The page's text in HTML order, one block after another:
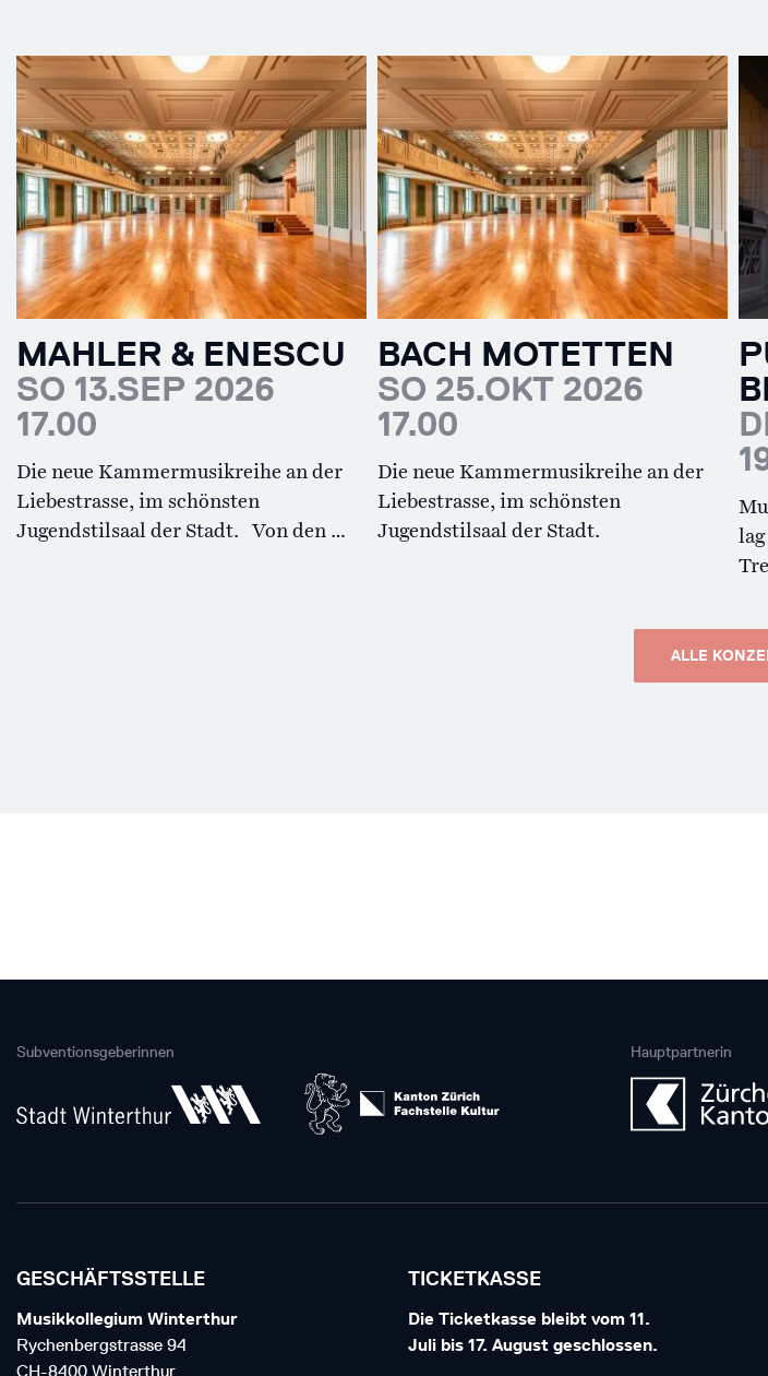
MAHLER & ENESCU
SO 13.SEP 2026
17.00
Die neue Kammermusikreihe an der
Liebestrasse, im schönsten
Jugendstilsaal der Stadt. Von den …
BACH MOTETTEN
SO 25.OKT 2026
17.00
Die neue Kammermusikreihe an der
Liebestrasse, im schönsten
Jugendstilsaal der Stadt.
ALLE
Subventionsgeberinnen Hauptpartnerin
GESCHÄFTSSTELLE
Musikkollegium Winterthur
Rychenbergstrasse 94
CH-8400 Winterthur
TICKETKASSE
Die Ticketkasse bleibt vom 11.
Juli bis 17. August geschlossen.